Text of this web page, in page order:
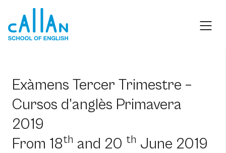
content
Exàmens Tercer Trimestre –
Cursos d’anglès Primavera
2019
From 18th and 20 th June 2019